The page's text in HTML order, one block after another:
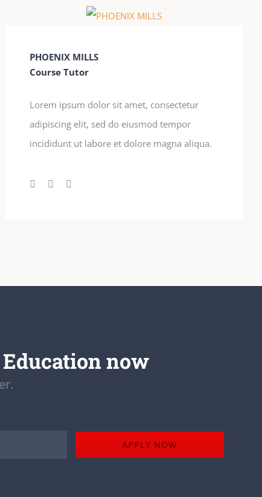
PHOENIX MILLS
Course Tutor
Lorem ipsum dolor sit amet, consectetur
adipiscing elit, sed do eiusmod tempor
incididunt ut labore et dolore magna aliqua.
now
APPLY NOW